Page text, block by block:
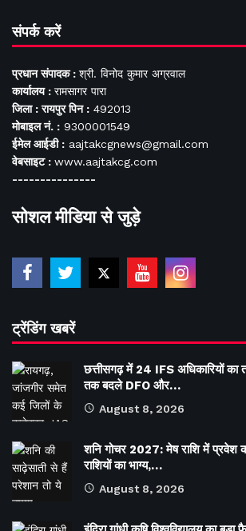
संपर्क करें
प्रधान संपादक : श्री. विनोद कुमार अग्रवाल
कार्यालय : रामसागर पारा
जिला : रायपुर पिन : 492013
मोबाइल नं. : 9300001549
ईमेल आईडी : aajtakcgnews@gmail.com
वेबसाइट : www.aajtakcg.com
---------------
सोशल मीडिया से जुड़े
ट्रेंडिंग खबरें
छत्तीसगढ़ में 24 IFS अधिकारियों का
तक बदले DFO और…
August 8, 2026
शनि गोचर 2027: मेष राशि में प्रवेश
राशियों का भाग्य,…
August 8, 2026